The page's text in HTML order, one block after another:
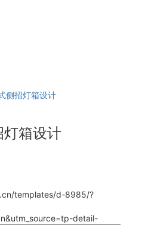
侧招灯箱设计
灯箱设计
templates/d-8985/?
detail-